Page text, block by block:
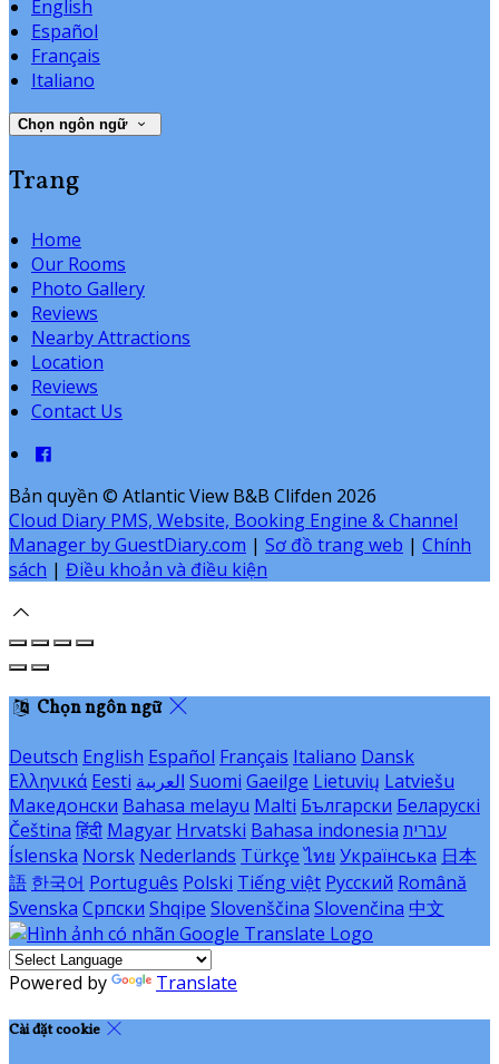
English
Español
Français
Italiano
Chọn ngôn ngữ
Trang
Home
Our Rooms
Photo Gallery
Reviews
Nearby Attractions
Location
Reviews
Contact Us
Bản quyền © Atlantic View B&B Clifden 2026
Cloud Diary PMS, Website, Booking Engine & Channel
Manager by GuestDiary.com | Sơ đồ trang web | Chính
sách | Điều khoản và điều kiện
Chọn ngôn ngữ
Deutsch English Español Français Italiano Dansk
Ελληνικά Eesti العربية Suomi Gaeilge Lietuvių Latviešu
Македонски Bahasa melayu Malti Български Беларускі
Čeština हिंदी Magyar Hrvatski Bahasa indonesia עברית
Íslenska Norsk Nederlands Türkçe ไทย Українська 日本
語 한국어 Português Polski Tiếng việt Русский Română
Svenska Српски Shqipe Slovenščina Slovenčina 中文
Powered by Translate
Cài đặt cookie